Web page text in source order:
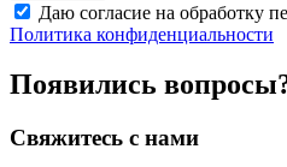
Даю согласие на обработку
Политика конфиденциальности
Появились
Свяжитесь с нами